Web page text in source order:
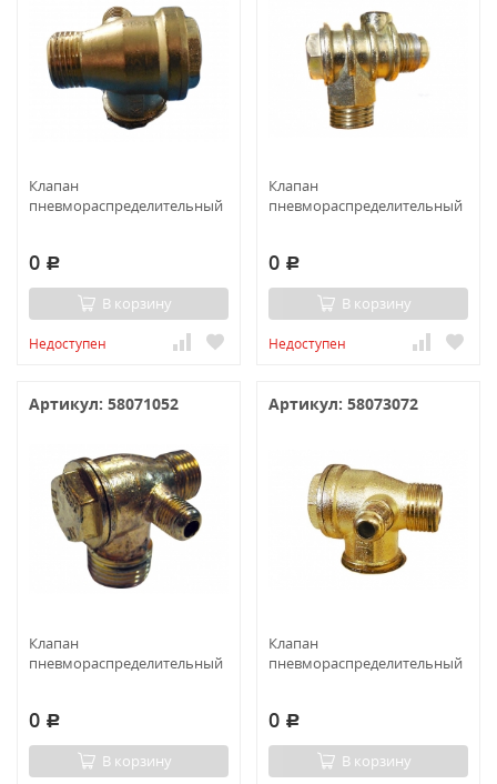
Клапан
пневмораспределительный
0 Р
В корзину
Недоступен
Клапан
пневмораспределительный
0 Р
В корзину
Недоступен
Артикул: 58071052
Клапан
пневмораспределительный
0 Р
В корзину
Артикул: 58073072
Клапан
пневмораспределительный
0 Р
В корзину